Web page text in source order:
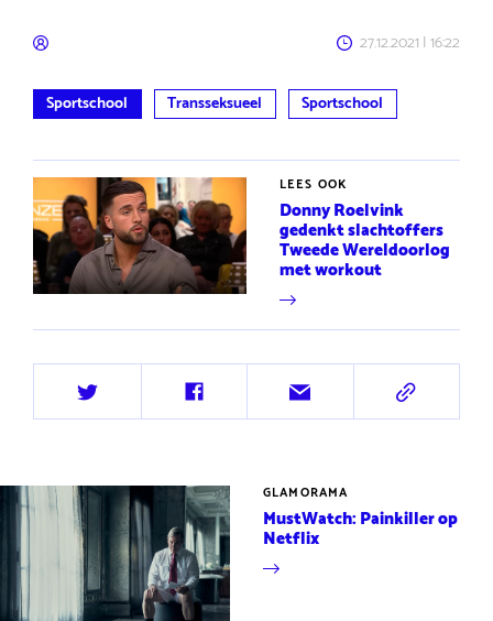
27.12.2021 | 16:22
Sportschool Transseksueel Sportschool
LEES OOK
Donny Roelvink
gedenkt slachtoffers
Tweede Wereldoorlog
met workout
Deel
op
Deel
op
Deel
via
Deel
via
GLAMORAMA
MustWatch: Painkiller op
Netflix